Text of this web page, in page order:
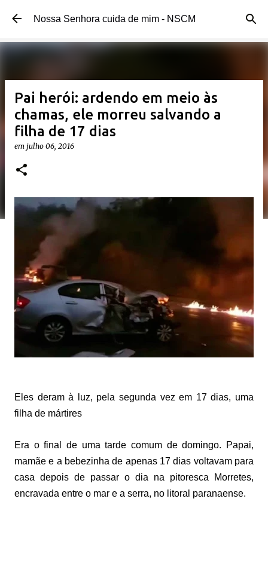
Pular para o conteúdo principal
Nossa Senhora cuida de mim - NSCM
Pai herói: ardendo em meio às
chamas, ele morreu salvando a
filha de 17 dias
em julho 06, 2016
Eles deram à luz, pela segunda vez em 17 dias, uma
filha de mártires
Era o final de uma tarde comum de domingo. Papai,
mamãe e a bebezinha de apenas 17 dias voltavam para
casa depois de passar o dia na pitoresca Morretes,
encravada entre o mar e a serra, no litoral paranaense.